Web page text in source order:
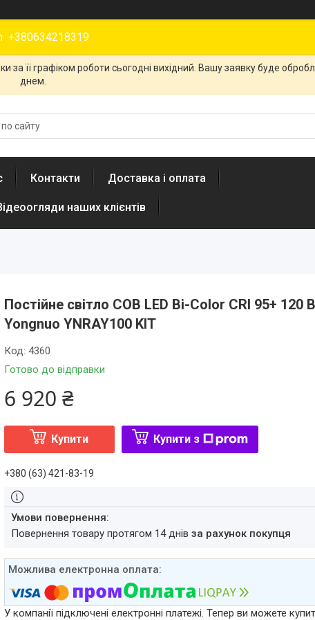
+380634218319
її графіком роботи сьогодні вихідний. Вашу заявку буде
днем.
Контакти Доставка і оплата
наших клієнтів
Постійне світло COB LED Bi-Color CRI 95+ 120
Yongnuo YNRAY100 KIT
Готово до відправки
Код: 4360
6 920 ₴
Купити Купити з
+380 (63) 421-83-19
повернення товару протягом 14 днів за рахунок покупця
У компанії підключені електронні платежі. Тепер ви можете